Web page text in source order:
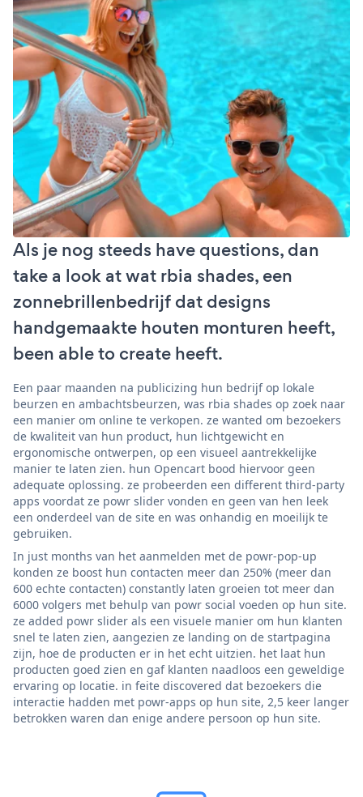
Als je nog steeds have questions, dan
take a look at wat rbia shades, een
zonnebrillenbedrijf dat designs
handgemaakte houten monturen heeft,
been able to create heeft.
Een paar maanden na publicizing hun bedrijf op lokale
beurzen en ambachtsbeurzen, was rbia shades op zoek naar
een manier om online te verkopen. ze wanted om bezoekers
de kwaliteit van hun product, hun lichtgewicht en
ergonomische ontwerpen, op een visueel aantrekkelijke
manier te laten zien. hun Opencart bood hiervoor geen
adequate oplossing. ze probeerden een different third-party
apps voordat ze powr slider vonden en geen van hen leek
een onderdeel van de site en was onhandig en moeilijk te
gebruiken.
In just months van het aanmelden met de powr-pop-up
konden ze boost hun contacten meer dan 250% (meer dan
600 echte contacten) constantly laten groeien tot meer dan
6000 volgers met behulp van powr social voeden op hun site.
ze added powr slider als een visuele manier om hun klanten
snel te laten zien, aangezien ze landing on de startpagina
zijn, hoe de producten er in het echt uitzien. het laat hun
producten goed zien en gaf klanten naadloos een geweldige
ervaring op locatie. in feite discovered dat bezoekers die
interactie hadden met powr-apps op hun site, 2,5 keer langer
betrokken waren dan enige andere persoon op hun site.